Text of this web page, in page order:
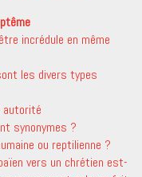
incrédule en même
les divers types
autorité
synonymes ?
ou reptilienne ?
vers un chrétien est-